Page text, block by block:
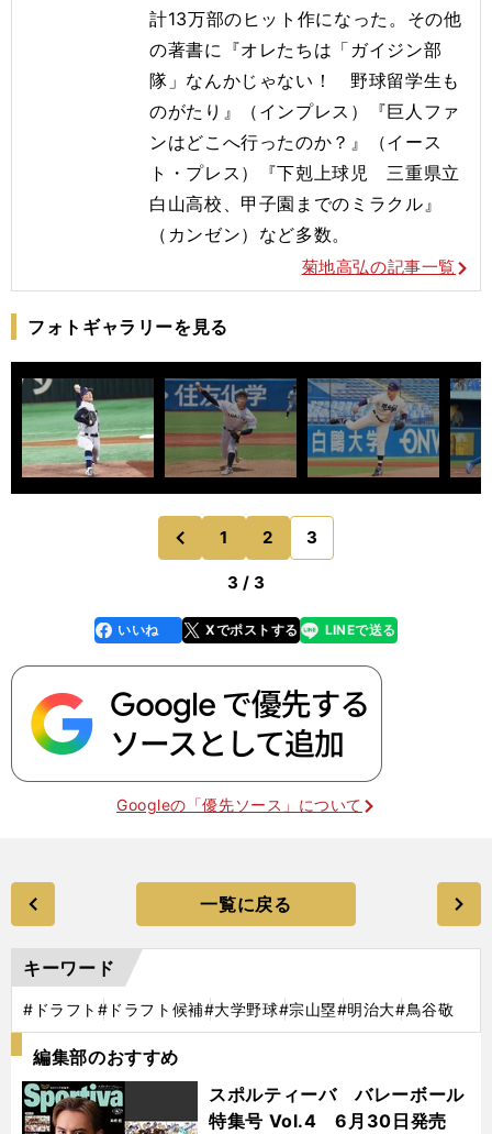
計13万部のヒット作になった。その他
の著書に『オレたちは「ガイジン部
隊」なんかじゃない！ 野球留学生も
のがたり』（インプレス）『巨人ファ
ンはどこへ行ったのか？』（イース
ト・プレス）『下剋上球児 三重県立
白山高校、甲子園までのミラクル』
（カンゼン）など多数。
菊地高弘の記事一覧
フォトギャラリーを見る
前
のページへ
1 2 3
3 / 3
faceboo
k
いいね Xでポストする
line LINEで送る
Googleの「優先ソース」について
一覧に戻る
キーワード
#ドラフト #ドラフト候補#大学野球#宗山塁#明治大#鳥谷敬
編集部のおすすめ
スポルティーバ バレーボール
特集号 Vol.4 6月30日発売